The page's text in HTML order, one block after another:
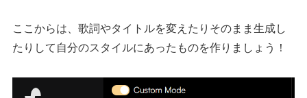
ここからは、歌詞やタイトルを変えたりそのまま生成し
たりして自分のスタイルにあったものを作りましょう！